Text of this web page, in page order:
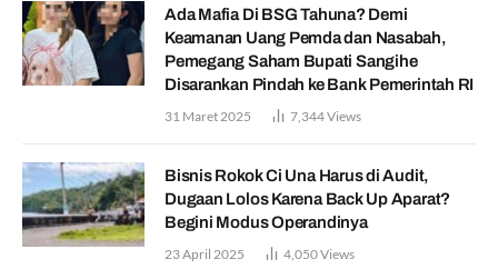
Ada Mafia Di BSG Tahuna? Demi
Keamanan Uang Pemda dan Nasabah,
Pemegang Saham Bupati Sangihe
Disarankan Pindah ke Bank Pemerintah RI
31 Maret 2025 7,344Views
Bisnis Rokok Ci Una Harus di Audit,
Dugaan Lolos Karena Back Up Aparat?
Begini Modus Operandinya
23 April 2025 4,050Views